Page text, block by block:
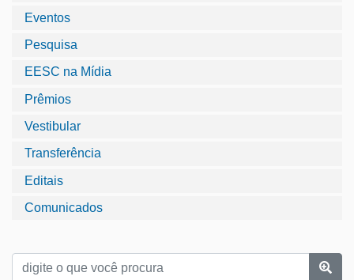
Eventos
Pesquisa
EESC na Mídia
Prêmios
Vestibular
Transferência
Editais
Comunicados